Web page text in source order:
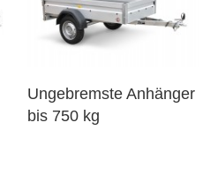
Ungebremste Anhänger
bis 750 kg